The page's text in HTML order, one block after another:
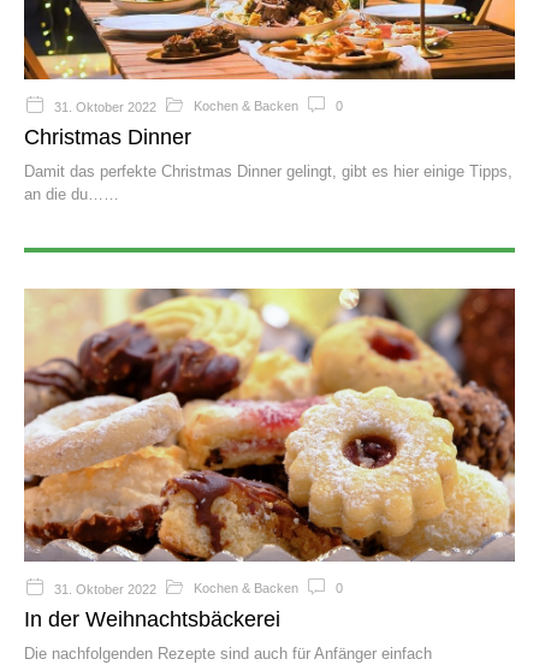
31. Oktober 2022 Kochen & Backen 0
Christmas Dinner
Damit das perfekte Christmas Dinner gelingt, gibt es hier einige Tipps,
an die du…
31. Oktober 2022 Kochen & Backen 0
In der Weihnachtsbäckerei
Die nachfolgenden Rezepte sind auch für Anfänger einfach